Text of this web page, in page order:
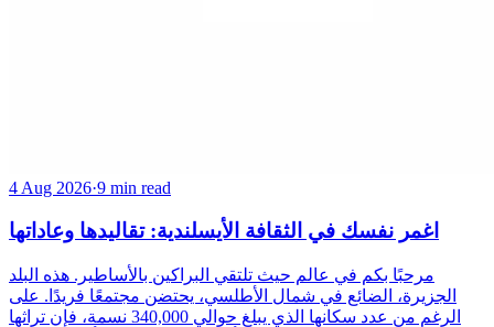
4 Aug 2026·9 min read
اغمر نفسك في الثقافة الأيسلندية: تقاليدها وعاداتها
مرحبًا بكم في عالم حيث تلتقي البراكين بالأساطير. هذه البلد
الجزيرة، الضائع في شمال الأطلسي، يحتضن مجتمعًا فريدًا. على
الرغم من عدد سكانها الذي يبلغ حوالي 340,000 نسمة، فإن تراثها